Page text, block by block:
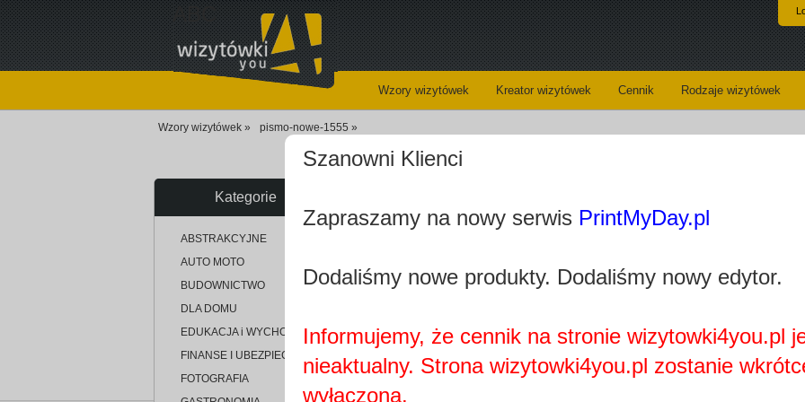
Wzory wizytówek Kreator wizytówek Cennik Rodzaje wizytówek
Wzory wizytówek » pismo-nowe-1555 »
Kategorie
ABSTRAKCYJNE
AUTO MOTO
BUDOWNICTWO
DLA DOMU
EDUKACJA i WYCHOWANIE
FINANSE I UBEZPIECZENIA
FOTOGRAFIA
Drukarnia wizytówek w Krakowie –
ABC
Wizytówki - opis:
siedziba
Szanowni Klienci
Zapraszamy na nowy serwis PrintMyDay.pl
Dodaliśmy nowe produkty. Dodaliśmy nowy edytor.
Informujemy, że cennik na stronie wizytowki4you.pl
nieaktualny. Strona wizytowki4you.pl zostanie
wyłączona.